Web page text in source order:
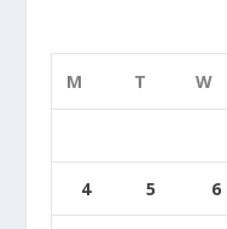
M T W
4 5 6